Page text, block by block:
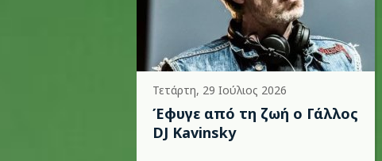
Τετάρτη, 29 Ιούλιος 2026
Έφυγε από τη ζωή ο Γάλλος
DJ Kavinsky